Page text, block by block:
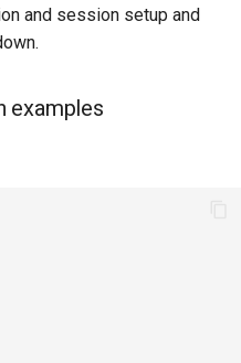
and session setup and
examples